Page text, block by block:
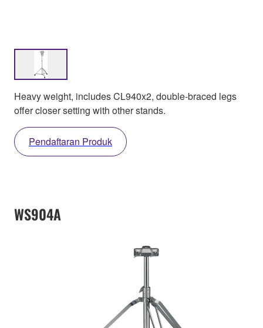
Heavy weight, includes CL940x2, double-braced legs
offer closer setting with other stands.
Pendaftaran Produk
WS904A